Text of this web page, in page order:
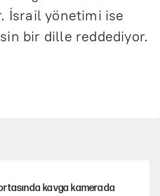
İsrail yönetimi ise
bir dille reddediyor.
kavga kamerada